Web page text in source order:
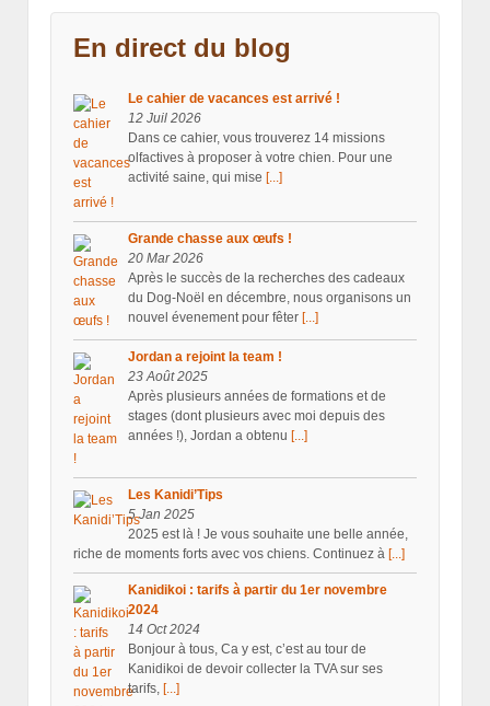
En direct du blog
Le cahier de vacances est arrivé !
12 Juil 2026
Dans ce cahier, vous trouverez 14 missions
olfactives à proposer à votre chien. Pour une
activité saine, qui mise [...]
Grande chasse aux œufs !
20 Mar 2026
Après le succès de la recherches des cadeaux
du Dog-Noël en décembre, nous organisons un
nouvel évenement pour fêter [...]
Jordan a rejoint la team !
23 Août 2025
Après plusieurs années de formations et de
stages (dont plusieurs avec moi depuis des
années !), Jordan a obtenu [...]
Les Kanidi’Tips
5 Jan 2025
2025 est là ! Je vous souhaite une belle année,
riche de moments forts avec vos chiens. Continuez à [...]
Kanidikoi : tarifs à partir du 1er novembre
2024
14 Oct 2024
Bonjour à tous, Ca y est, c’est au tour de
Kanidikoi de devoir collecter la TVA sur ses
tarifs, [...]